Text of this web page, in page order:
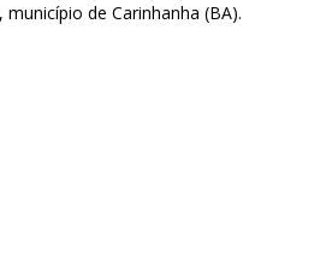
de Carinhanha (BA).